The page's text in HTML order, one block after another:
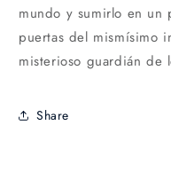
mundo y sumirlo en un
puertas del mismísimo
misterioso guardián de
Share